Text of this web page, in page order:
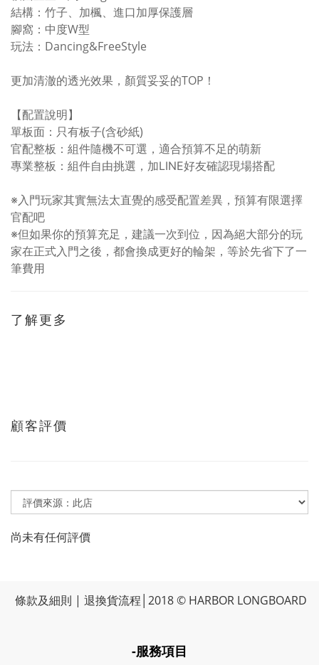
結構：竹子、加楓、進口加厚保護層
腳窩：中度W型
玩法：Dancing&FreeStyle
更加清澈的透光效果，顏質妥妥的TOP！
【配置說明】
單板面：只有板子(含砂紙)
官配整板：組件隨機不可選，適合預算不足的萌新
專業整板：組件自由挑選，加LINE好友確認現場搭配
※入門玩家其實無法太直覺的感受配置差異，預算有限選擇
官配吧
※但如果你的預算充足，建議一次到位，因為絕大部分的玩
家在正式入門之後，都會換成更好的輪架，等於先省下了一
筆費用
了解更多
顧客評價
尚未有任何評價
條款及細則 | 退換貨流程 │2018 © HARBOR LONGBOARD
-服務項目